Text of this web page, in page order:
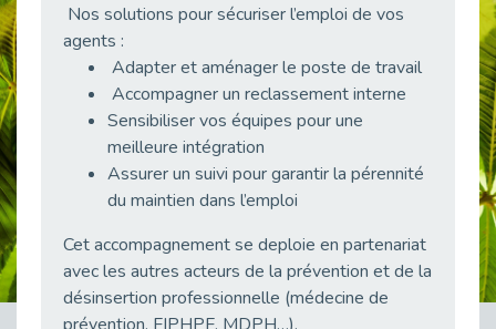
Témoignage : Le parcours de Marc, 44 ans
Publié le 30/04/2026
L’Aménagement Raisonnable : Un Levier pour l’Équité
Publié le 29/04/2026
Publié le 29/04/2026
Mobilisation pour l’alternance et le handicap
Publié le 24/04/2026
Nos solutions pour sécuriser l’emploi de vos
agents :
Adapter et aménager le poste de travail
Accompagner un reclassement interne
Sensibiliser vos équipes pour une
meilleure intégration
Assurer un suivi pour garantir la pérennité
du maintien dans l’emploi
Cet accompagnement se deploie en partenariat
avec les autres acteurs de la prévention et de la
désinsertion professionnelle (médecine de